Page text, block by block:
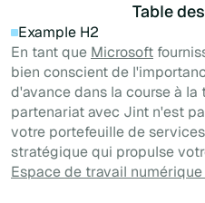
Table
Example H2
En tant que Microsoft
bien conscient de
d'avance dans la course à
partenariat avec Jint n'est
votre portefeuille de
stratégique qui propulse
Espace de travail